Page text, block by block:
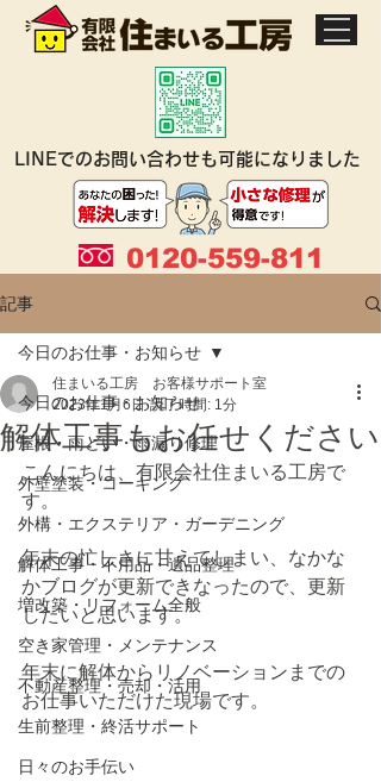
0120-559-811
LINEでのお問い合わせも可能になりました
記事
今日のお仕事・お知らせ
屋根・雨どい・雨漏り修理
外壁塗装・コーキング
外構・エクステリア・ガーデニング
解体工事・不用品・遺品整理
増改築・リフォーム全般
空き家管理・メンテナンス
不動産整理・売却・活用
生前整理・終活サポート
日々のお手伝い
今日のお仕事・お知らせ
解体工事もお任せください
住まいる工房 お客様サポート室
2023年1月6日 読了時間: 1分
こんにちは、有限会社住まいる工房で
す。
年末の忙しさに甘えてしまい、なかな
かブログが更新できなったので、更新
したいと思います。
年末に解体からリノベーションまでの
お仕事いただけた現場です。